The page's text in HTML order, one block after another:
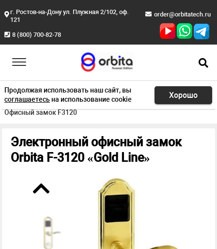
г. Ростов-на-Дону ул. Плужная 2/102, оф.
121
8 (800) 700-82-78
order@orbitatech.ru
Продолжая использовать наш сайт, вы
соглашаетесьна использование cookie Хорошо
Главная Продукция
Электронные замки для офисов
Офисный замок F3120
Электронный офисный замок
Orbita F-3120 «Gold Line»